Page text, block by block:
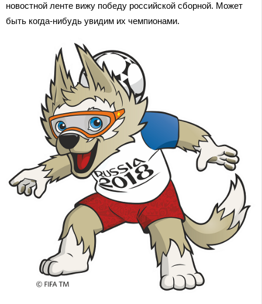
новостной ленте вижу победу российской сборной. Может
быть когда-нибудь увидим их чемпионами.